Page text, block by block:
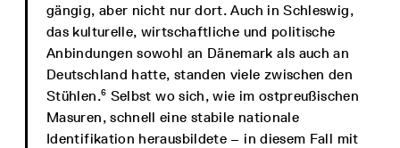
gängig, aber nicht nur dort. Auch in Schleswig,
das kulturelle, wirtschaftliche und politische
Anbindungen sowohl an Dänemark als auch an
Deutschland hatte, standen viele zwischen den
Stühlen.6 Selbst wo sich, wie im ostpreußischen
Masuren, schnell eine stabile nationale
Identifikation herausbildete – in diesem Fall mit